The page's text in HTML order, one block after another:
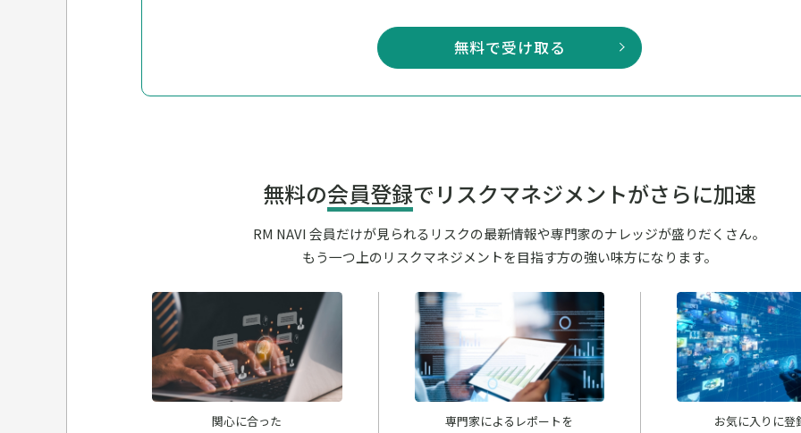
無料で受け取る
無料の会員登録でリスクマネジメントがさらに加速
RM NAVI 会員だけが見られるリスクの最新情報や専門家のナレッジが盛りだくさん。
もう一つ上のリスクマネジメントを目指す方の強い味方になります。
関心に合った 専門家によるレポートを お気に入りに登